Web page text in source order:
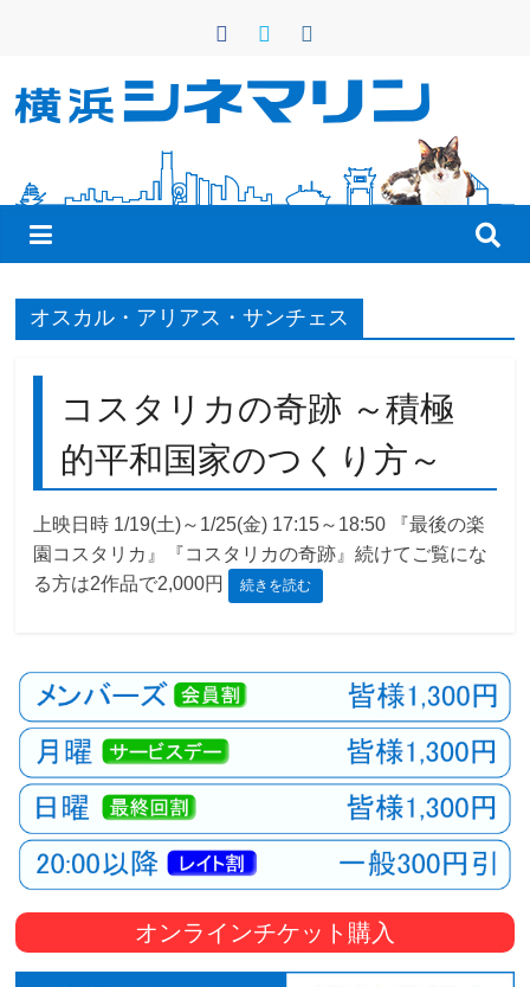
ン
横
浜
シ
ネ
マ
リ
ン
画
は
こ
の
で
オスカル・アリアス・サンチェス
コスタリカの奇跡 ～積極
的平和国家のつくり方～
上映日時 1/19(土)～1/25(金) 17:15～18:50 『最後の楽
園コスタリカ』『コスタリカの奇跡』続けてご覧にな
る方は2作品で2,000円
続きを読む
オンラインチケット購入